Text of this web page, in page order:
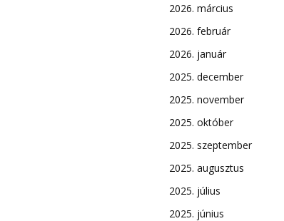
2026. március
2026. február
2026. január
2025. december
2025. november
2025. október
2025. szeptember
2025. augusztus
2025. július
2025. június